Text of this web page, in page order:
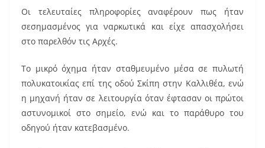
Οι τελευταίες πληροφορίες αναφέρουν πως ήταν
σεσημασμένος για ναρκωτικά και είχε απασχολήσει
στο παρελθόν τις Αρχές.
Το μικρό όχημα ήταν σταθμευμένο μέσα σε πυλωτή
πολυκατοικίας επί της οδού Σκίπη στην Καλλιθέα, ενώ
η μηχανή ήταν σε λειτουργία όταν έφτασαν οι πρώτοι
αστυνομικοί στο σημείο, ενώ και το παράθυρο του
οδηγού ήταν κατεβασμένο.